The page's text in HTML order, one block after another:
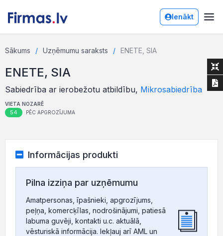
Ienākt
Sākums Uzņēmumu saraksts ENETE, SIA
ENETE, SIA
Sabiedrība ar ierobežotu atbildību, Mikrosabiedrība
VIETA NOZARĒ
54 PĒC APGROZĪJUMA
Informācijas produkti
Pilna izziņa par uzņēmumu
Amatpersonas, īpašnieki, apgrozījums,
peļņa, komercķīlas, nodrošinājumi, patiesā
labuma guvēji, kontakti u.c. aktuālā,
vēsturiskā informācija. Iekļauj arī AML un